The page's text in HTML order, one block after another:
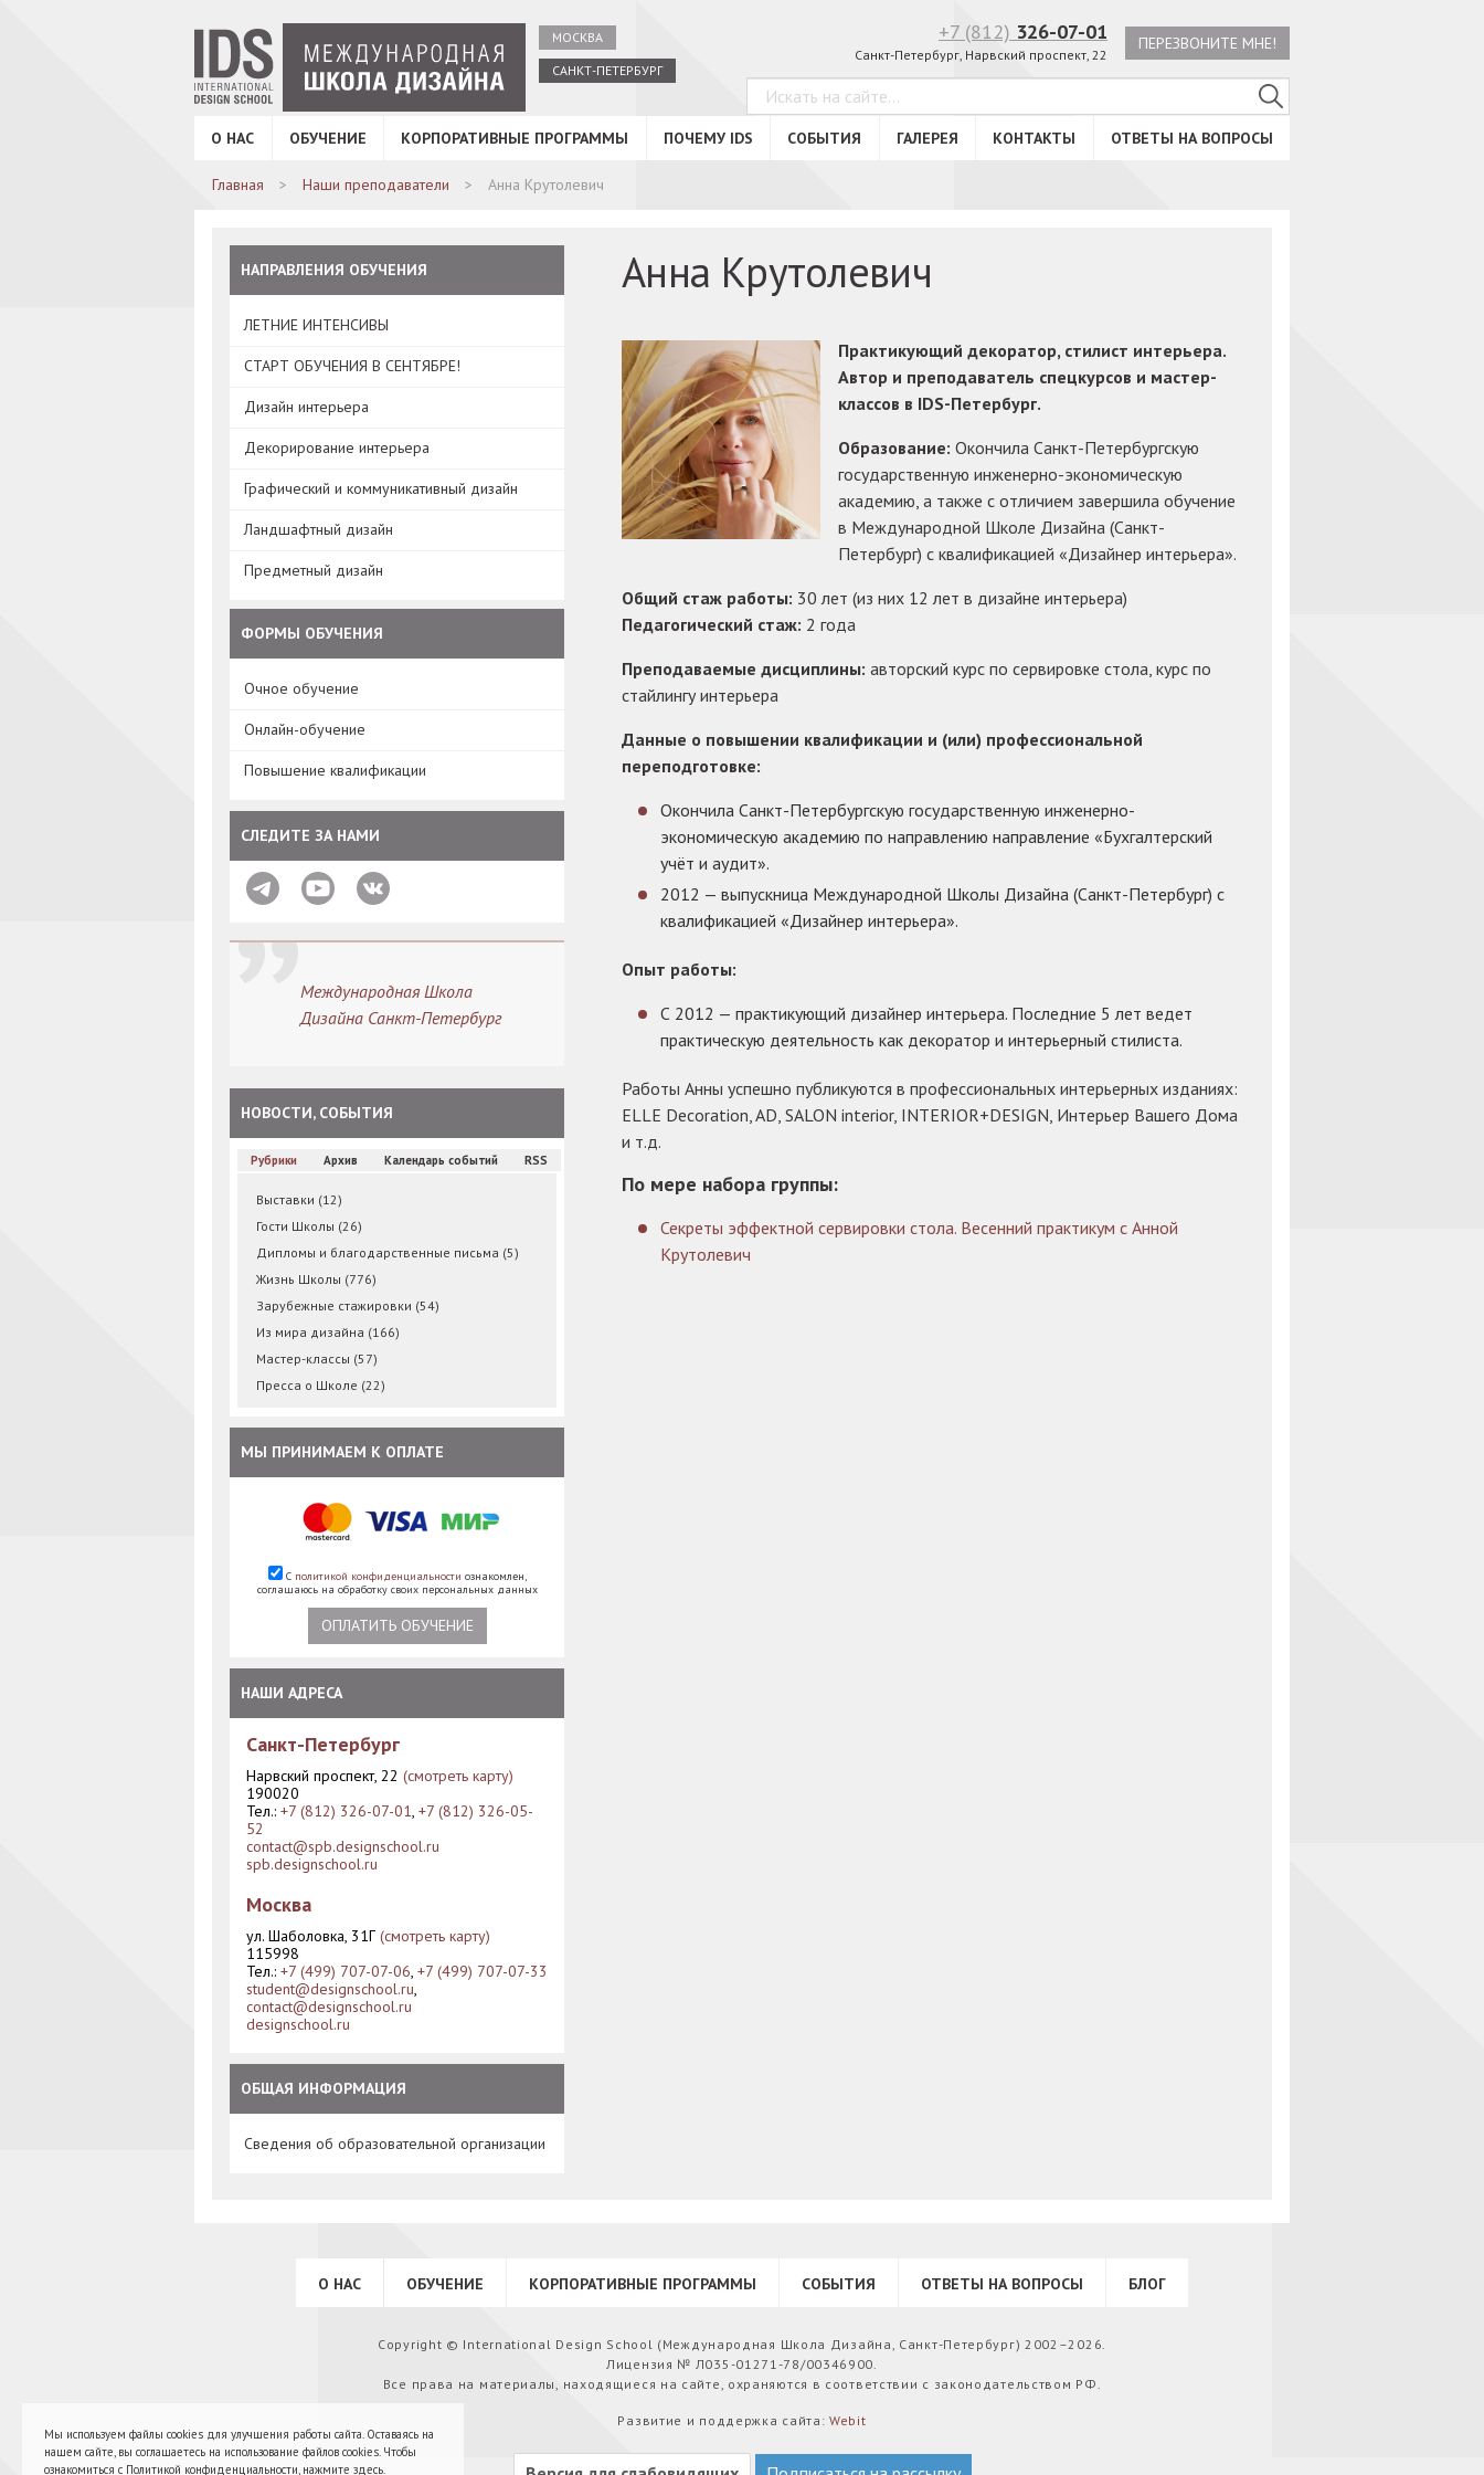
МОСКВА
САНКТ-ПЕТЕРБУРГ
+7 (812) 326-07-01
Санкт-Петербург, Нарвский проспект, 22
ПЕРЕЗВОНИТЕ МНЕ!
О НАС ОБУЧЕНИЕ КОРПОРАТИВНЫЕ ПРОГРАММЫ ПОЧЕМУ IDS СОБЫТИЯ ГАЛЕРЕЯ КОНТАКТЫ ОТВЕТЫ НА ВОПРОСЫ
Главная Наши преподаватели Анна Крутолевич
НАПРАВЛЕНИЯ ОБУЧЕНИЯ
ЛЕТНИЕ ИНТЕНСИВЫ
СТАРТ ОБУЧЕНИЯ В СЕНТЯБРЕ!
Дизайн интерьера
Декорирование интерьера
Графический и коммуникативный дизайн
Ландшафтный дизайн
Предметный дизайн
ФОРМЫ ОБУЧЕНИЯ
Очное обучение
Онлайн-обучение
Повышение квалификации
СЛЕДИТЕ ЗА НАМИ
Международная Школа
Дизайна Санкт-Петербург
НОВОСТИ, СОБЫТИЯ
Рубрики Архив Календарь событий RSS
Выставки (12)
Гости Школы (26)
Дипломы и благодарственные письма (5)
Жизнь Школы (776)
Зарубежные стажировки (54)
Из мира дизайна (166)
Мастер-классы (57)
Пресса о Школе (22)
МЫ ПРИНИМАЕМ К ОПЛАТЕ
С политикой конфиденциальности ознакомлен,
соглашаюсь на обработку своих персональных данных
ОПЛАТИТЬ ОБУЧЕНИЕ
НАШИ АДРЕСА
Санкт-Петербург
Нарвский проспект, 22 (смотреть карту)
190020
Тел.: +7 (812) 326-07-01, +7 (812) 326-05-
52
contact@spb.designschool.ru
spb.designschool.ru
Москва
ул. Шаболовка, 31Г (смотреть карту)
115998
Тел.: +7 (499) 707-07-06, +7 (499) 707-07-33
student@designschool.ru,
contact@designschool.ru
designschool.ru
ОБЩАЯ ИНФОРМАЦИЯ
Сведения об образовательной организации
Анна Крутолевич
Практикующий декоратор, стилист интерьера.
Автор и преподаватель спецкурсов и мастер-
классов в IDS-Петербург.
Образование: Окончила Санкт-Петербургскую
государственную инженерно-экономическую
академию, а также с отличием завершила обучение
в Международной Школе Дизайна (Санкт-
Петербург) с квалификацией «Дизайнер интерьера».
Общий стаж работы: 30 лет (из них 12 лет в дизайне интерьера)
Педагогический стаж: 2 года
Преподаваемые дисциплины: авторский курс по сервировке стола, курс по
стайлингу интерьера
Данные о повышении квалификации и (или) профессиональной
переподготовке:
Окончила Санкт-Петербургскую государственную инженерно-
экономическую академию по направлению направление «Бухгалтерский
учёт и аудит».
2012 — выпускница Международной Школы Дизайна (Санкт-Петербург) с
квалификацией «Дизайнер интерьера».
Опыт работы:
С 2012 — практикующий дизайнер интерьера. Последние 5 лет ведет
практическую деятельность как декоратор и интерьерный стилиста.
Работы Анны успешно публикуются в профессиональных интерьерных изданиях:
ELLE Decoration, AD, SALON interior, INTERIOR+DESIGN, Интерьер Вашего Дома
и т.д.
По мере набора группы:
Секреты эффектной сервировки стола. Весенний практикум с Анной
Крутолевич
О НАС ОБУЧЕНИЕ КОРПОРАТИВНЫЕ ПРОГРАММЫ СОБЫТИЯ ОТВЕТЫ НА ВОПРОСЫ БЛОГ
Copyright © International Design School (Международная Школа Дизайна, Санкт-Петербург) 2002–2026.
Лицензия № Л035-01271-78/00346900.
Все права на материалы, находящиеся на сайте, охраняются в соответствии с законодательством РФ.
Развитие и поддержка сайта:Webit
Мы используем файлы cookies для улучшения работы сайта. Оставаясь на
нашем сайте, вы соглашаетесь на использование файлов cookies. Чтобы
ознакомиться с Политикой конфиденциальности, нажмите здесь.